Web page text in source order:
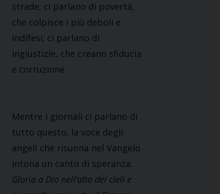
strade; ci parlano di povertà,
che colpisce i più deboli e
indifesi; ci parlano di
ingiustizie, che creano sfiducia
e corruzione.
Mentre i giornali ci parlano di
tutto questo, la voce degli
angeli che risuona nel Vangelo
intona un canto di speranza:
Gloria a Dio nell’alto dei cieli e